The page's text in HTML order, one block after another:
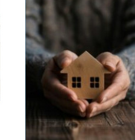
bostaden. I en stad me...